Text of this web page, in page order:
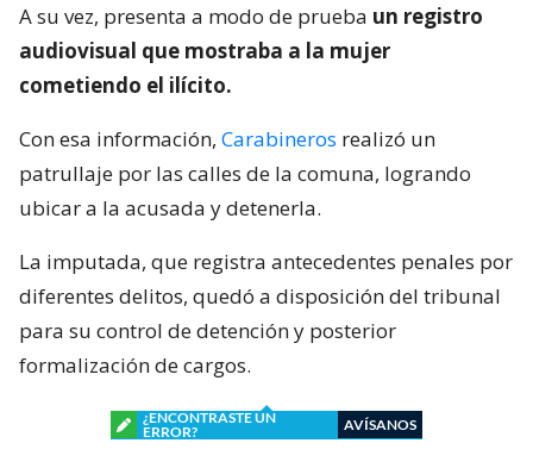
A su vez, presenta a modo de prueba un registro
audiovisual que mostraba a la mujer
cometiendo el ilícito.
Con esa información, Carabineros realizó un
patrullaje por las calles de la comuna, logrando
ubicar a la acusada y detenerla.
La imputada, que registra antecedentes penales por
diferentes delitos, quedó a disposición del tribunal
para su control de detención y posterior
formalización de cargos.
¿ENCONTRASTE UN
ERROR?
AVÍSANOS